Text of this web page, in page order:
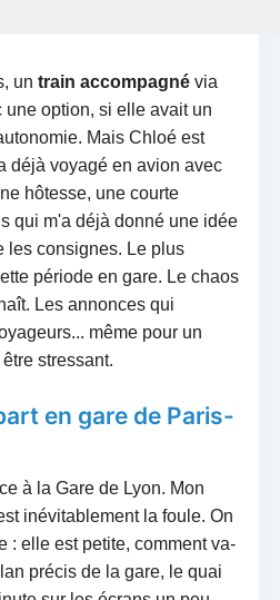
un train accompagnévia
option, si elle avait un
Mais Chloé est
déjà voyagé en avion avec
hôtesse, une courte
qui m'a déjà donné une idée
les consignes. Le plus
période en gare. Le chaos
Les annonces qui
même pour un
stressant.
en gare de Paris-
à la Gare de Lyon. Mon
inévitablement la foule. On
: elle est petite, comment va-
précis de la gare, le quai